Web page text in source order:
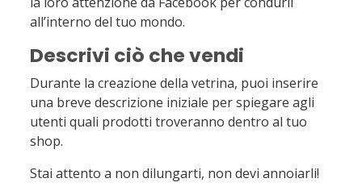
all’interno del tuo mondo.
Descrivi ciò che vendi
Durante la creazione della vetrina, puoi inserire
una breve descrizione iniziale per spiegare agli
utenti quali prodotti troveranno dentro al tuo
shop.
Stai attento a non dilungarti, non devi annoiarli!